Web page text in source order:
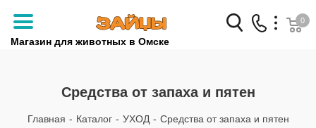
Магазин для животных в Омске
Заказать звонок
+7 (3812) 79-04-04
0
Средства от запаха и пятен
Главная - Каталог - УХОД - Средства от запаха и пятен